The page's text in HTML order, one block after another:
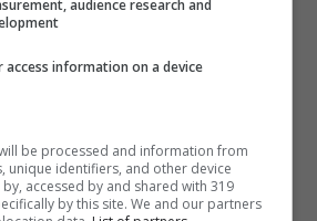
tramite la via
le Tonsille; da
riscontriamo
delle prime vie
2-3 giorni c’è la Viremia
audience research and
access information on a device
be processed and information from
unique identifiers, and other device
accessed by and shared with 319
by this site. We and our partners